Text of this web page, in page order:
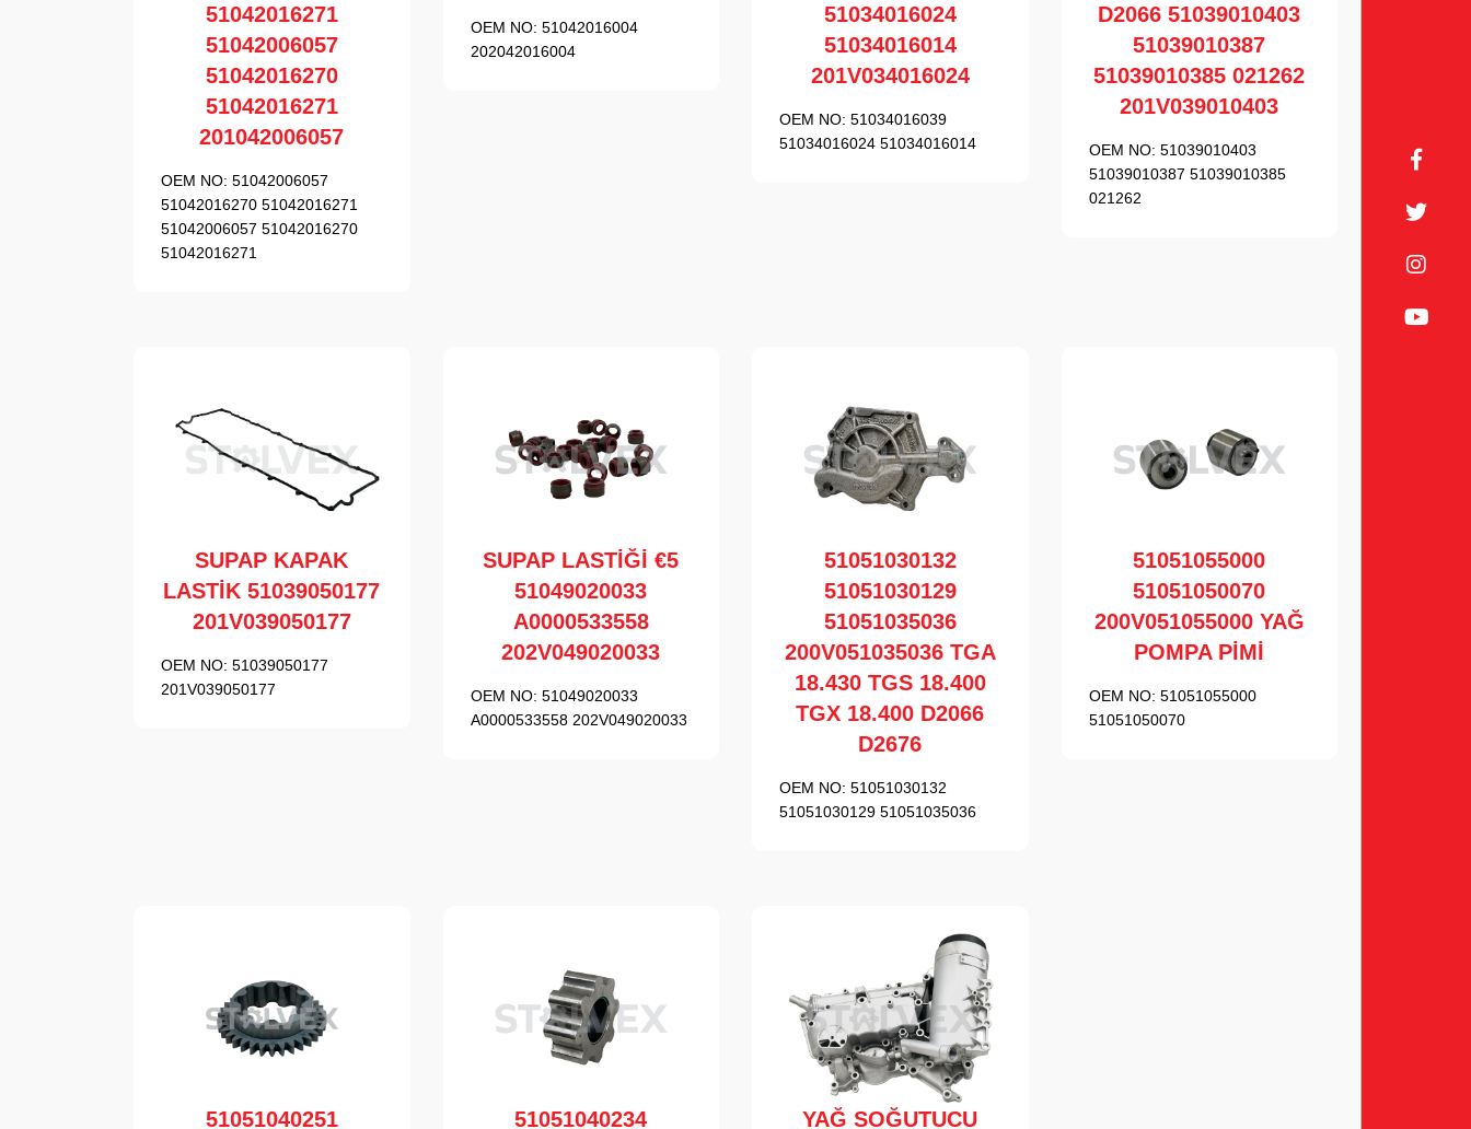
51042016271
51042006057
51042016270
51042016271
201042006057
OEM NO: 51042006057
51042016270 51042016271
51042006057 51042016270
51042016271
OEM NO: 51042016004
202042016004
51034016024
51034016014
201V034016024
OEM NO: 51034016039
51034016024 51034016014
D2066 51039010403
51039010387
51039010385 021262
201V039010403
OEM NO: 51039010403
51039010387 51039010385
021262
SUPAP KAPAK
LASTİK 51039050177
201V039050177
OEM NO: 51039050177
201V039050177
SUPAP LASTİĞİ €5
51049020033
A0000533558
202V049020033
OEM NO: 51049020033
A0000533558 202V049020033
51051030132
51051030129
51051035036
200V051035036 TGA
18.430 TGS 18.400
TGX 18.400 D2066
D2676
OEM NO: 51051030132
51051030129 51051035036
51051055000
51051050070
200V051055000 YAĞ
POMPA PİMİ
OEM NO: 51051055000
51051050070
51051040251 51051040234 YAĞ SOĞUTUCU